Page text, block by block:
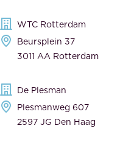
t
o
g
e
e
r
c
i
WTC Rotterdam
Beursplein 37
3011 AA Rotterdam
De Plesman
Plesmanweg 607
2597 JG Den Haag